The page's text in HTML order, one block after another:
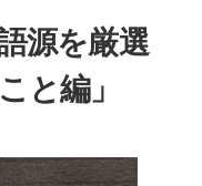
源を厳選
と編」